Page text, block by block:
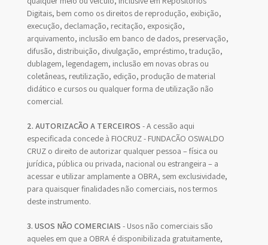
Digitais, bem como os direitos de reprodução, exibição,
execução, declamação, recitação, exposição,
arquivamento, inclusão em banco de dados, preservação,
difusão, distribuição, divulgação, empréstimo, tradução,
dublagem, legendagem, inclusão em novas obras ou
coletâneas, reutilização, edição, produção de material
didático e cursos ou qualquer forma de utilização não
comercial.
2. AUTORIZAÇÃO A TERCEIROS - A cessão aqui
especificada concede à FIOCRUZ - FUNDAÇÃO OSWALDO
CRUZ o direito de autorizar qualquer pessoa – física ou
jurídica, pública ou privada, nacional ou estrangeira – a
acessar e utilizar amplamente a OBRA, sem exclusividade,
para quaisquer finalidades não comerciais, nos termos
deste instrumento.
3. USOS NÃO COMERCIAIS - Usos não comerciais são
aqueles em que a OBRA é disponibilizada gratuitamente,